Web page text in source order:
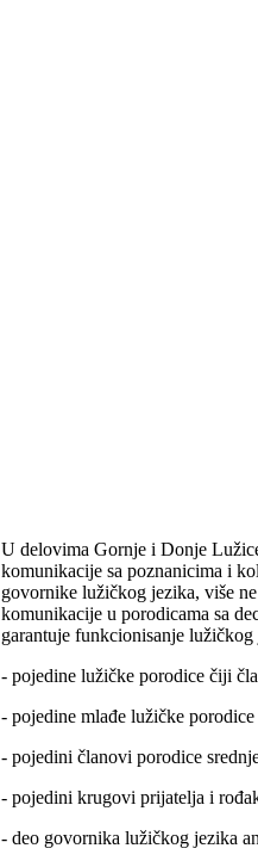
U delovima Gornje i Donje
komunikacije sa poznanicima i
govornike lužičkog jezika, više
komunikacije u porodicama sa
garantuje funkcionisanje
- pojedine lužičke porodice čiji
- pojedine mlađe lužičke
- pojedini članovi porodice
- pojedini krugovi prijatelja i
- deo govornika lužičkog jezika